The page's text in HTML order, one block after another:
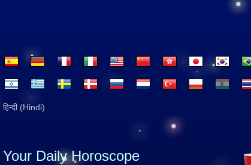
हिन्दी (Hindi)
Your Daily Horoscope